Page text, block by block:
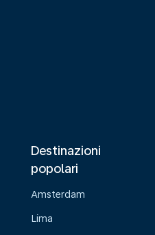
Destinazioni
popolari
Amsterdam
Lima